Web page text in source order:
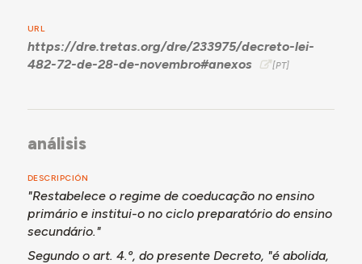
URL
https://dre.tretas.org/dre/233975/decreto-lei-
482-72-de-28-de-novembro#anexos
análisis
DESCRIPCIÓN
"Restabelece o regime de coeducação no ensino
primário e institui-o no ciclo preparatório do ensino
secundário."
Segundo o art. 4.º, do presente Decreto, "é abolida,